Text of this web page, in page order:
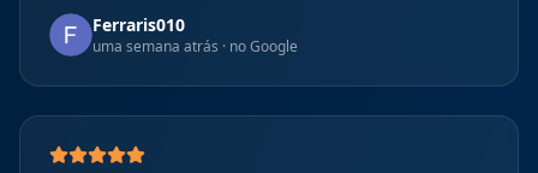
Ferraris010
uma semana atrás · no Google